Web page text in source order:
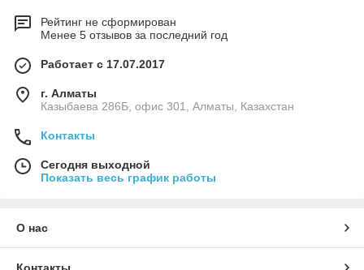
Рейтинг не сформирован
Менее 5 отзывов за последний год
Работает с 17.07.2017
г. Алматы
Казыбаева 286Б, офис 301, Алматы, Казахстан
Контакты
Сегодня выходной
Показать весь график работы
О нас